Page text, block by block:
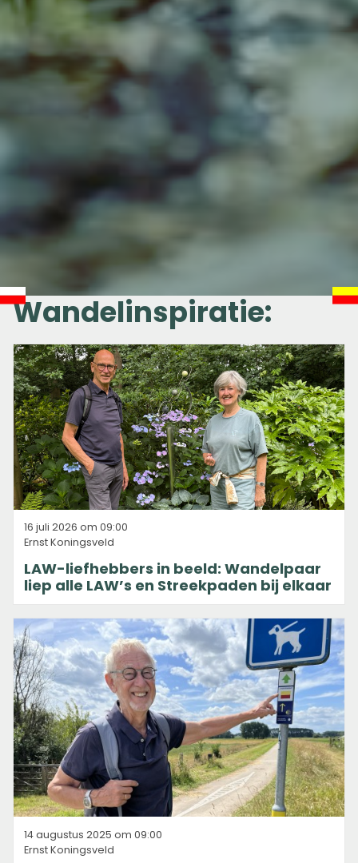
Wandelinspiratie:
16 juli 2026 om 09:00
Ernst Koningsveld
LAW-liefhebbers in beeld: Wandelpaar
liep alle LAW’s en Streekpaden bij elkaar
14 augustus 2025 om 09:00
Ernst Koningsveld